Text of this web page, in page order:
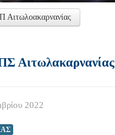
Αιτωλοακαρνανίας
Αιτωλακαρνανίας
2022